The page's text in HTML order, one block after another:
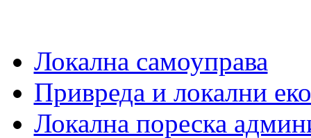
Локална самоуправа
Привреда и локални
Локална пореска